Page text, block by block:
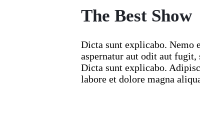
The Best Show
Dicta sunt explicabo. Nemo
aspernatur aut odit aut fugit,
Dicta sunt explicabo.
labore et dolore magna